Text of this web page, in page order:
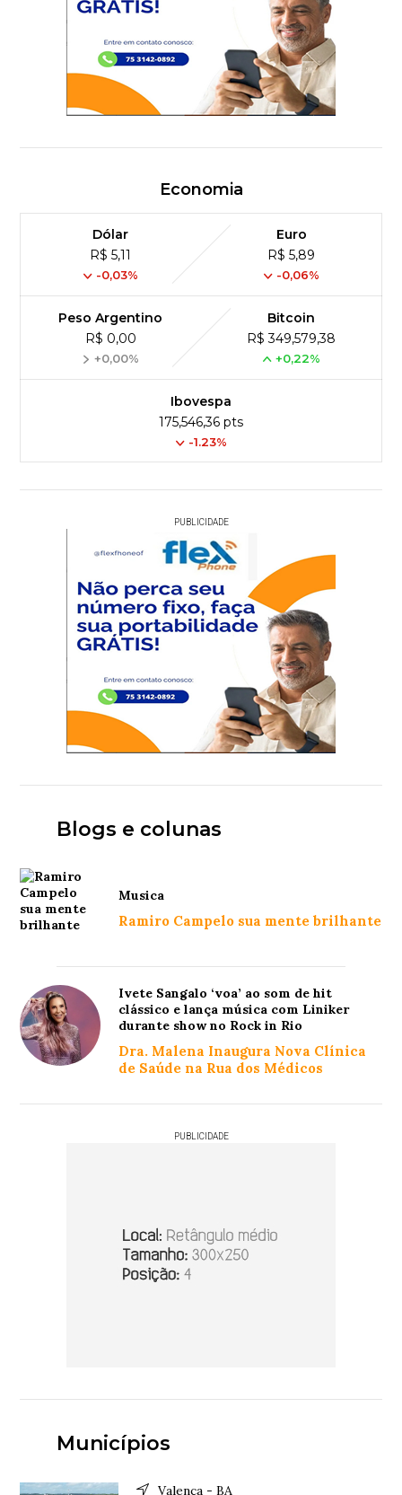
Economia
Dólar
R$ 5,11
-0,03%
Euro
R$ 5,89
-0,06%
Peso Argentino
R$ 0,00
+0,00%
Bitcoin
R$ 349,579,38
+0,22%
Ibovespa
175,546,36 pts
-1.23%
PUBLICIDADE
Blogs e colunas
Musica
Ramiro Campelo sua mente brilhante
Ivete Sangalo ‘voa’ ao som de hit
clássico e lança música com Liniker
durante show no Rock in Rio
Dra. Malena Inaugura Nova Clínica
de Saúde na Rua dos Médicos
PUBLICIDADE
Municípios
Valença - BA